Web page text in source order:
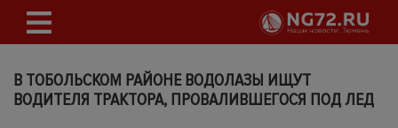
В ТОБОЛЬСКОМ РАЙОНЕ ВОДОЛАЗЫ ИЩУТ
ВОДИТЕЛЯ ТРАКТОРА, ПРОВАЛИВШЕГОСЯ ПОД ЛЕД